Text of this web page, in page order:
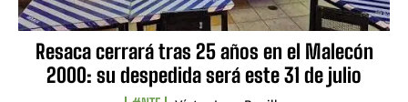
Resaca cerrará tras 25 años en el Malecón
2000: su despedida será este 31 de julio